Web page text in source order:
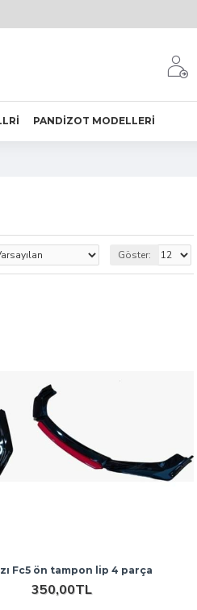
PANDIZOT MODELLERI
Göster:
Fc5 ön tampon lip 4 parça
350,00TL